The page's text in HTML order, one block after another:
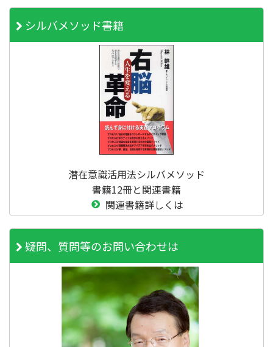
シルバメソッド書籍
潜在意識活用法シルバメソッド
書籍12冊と関連書籍
関連書籍詳しくは
疑問、質問等のお問い合わせは